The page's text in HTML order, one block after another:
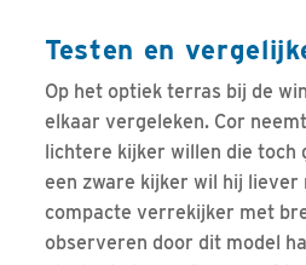
Testen en
Op het optiek terras bij de
elkaar vergeleken. Cor
lichtere kijker willen die toch
een zware kijker wil hij
compacte verrekijker met
observeren door dit model